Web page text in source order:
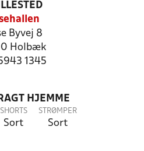
Byvej 8
Holbæk
1345
HJEMME
SHORTS
Sort
STRØMPER
Sort